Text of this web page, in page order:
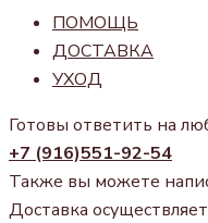
ПОМОЩЬ
ДОСТАВКА
УХОД
Готовы ответить на
+7 (916)551-92-54
Также вы можете
Доставка